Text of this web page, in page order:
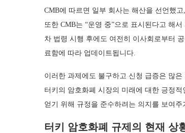
CMB에 따르면 일부 회사는 해산을 선언했
또한 CMB는 “운영 중”으로 표시된다고 해
차 법령 시행 후에도 여전히 이사회로부터
료함에 따라 업데이트됩니다.
이러한 과제에도 불구하고 신청 급증은 많
터키의 암호화폐 시장의 미래에 대한 긍정
얻기 위해 규정을 준수하려는 의지를 보여주
터키 암호화폐 규제의 현재 상